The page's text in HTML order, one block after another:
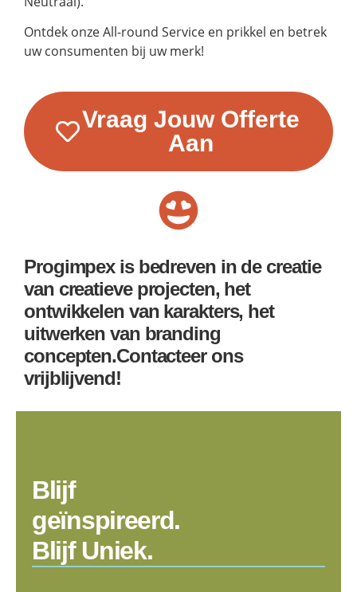
Ontdek onze All-round Service en prikkel en betrek
uw consumenten bij uw merk!
Vraag Jouw Offerte
Aan
Progimpex is bedreven in de creatie
van creatieve projecten, het
ontwikkelen van karakters, het
uitwerken van branding
concepten.Contacteer ons
vrijblijvend!
Blijf
geïnspireerd.
Blijf Uniek.